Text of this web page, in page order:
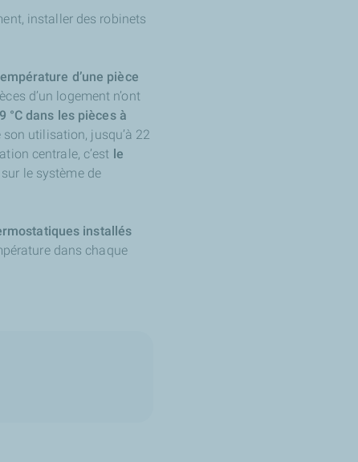
installer des robinets
d’une pièce
d’un logement n’ont
°C dans les pièces à
utilisation, jusqu’à 22
centrale, c’est le
le système de
installés
dans chaque